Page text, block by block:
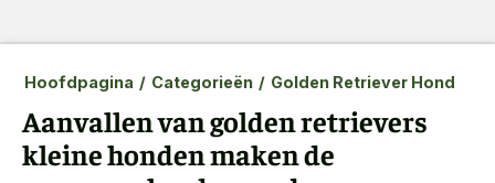
Hoofdpagina / Categorieën / Golden Retriever Hond
Aanvallen van golden retrievers
kleine honden maken de